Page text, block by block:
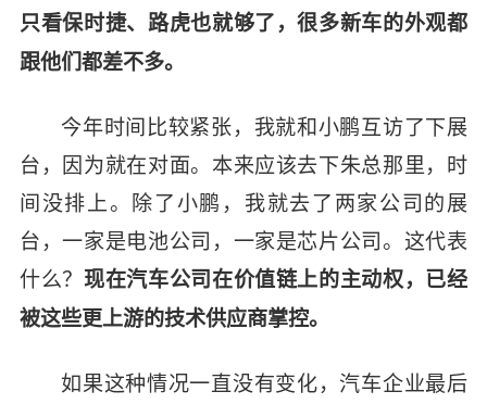
只看保时捷、路虎也就够了，很多新车的外观都
跟他们都差不多。
今年时间比较紧张，我就和小鹏互访了下展
台，因为就在对面。本来应该去下朱总那里，时
间没排上。除了小鹏，我就去了两家公司的展
台，一家是电池公司，一家是芯片公司。这代表
什么？ 现在汽车公司在价值链上的主动权，已经
被这些更上游的技术供应商掌控。
如果这种情况一直没有变化，汽车企业最后